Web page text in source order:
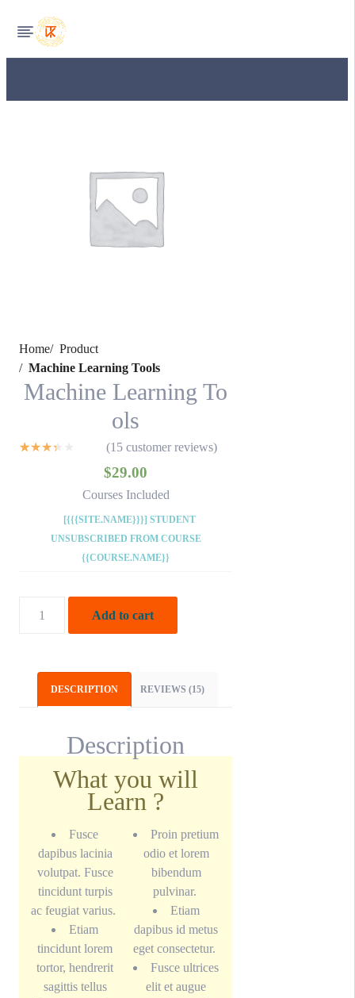
Home
Product
Machine Learning Tools
Machine Learning To
ols
customer
(15customer reviews)
$29.00
Courses Included
[{{{SITE.NAME}}}] STUDENT
UNSUBSCRIBED FROM COURSE
{{COURSE.NAME}}
Learning
Add to cart
DESCRIPTION REVIEWS (15)
Description
What you will
Learn ?
Fusce
dapibus lacinia
volutpat. Fusce
tincidunt turpis
ac feugiat varius.
Etiam
tincidunt lorem
tortor, hendrerit
sagittis tellus
Proin pretium
odio et lorem
bibendum
pulvinar.
Etiam
dapibus id metus
eget consectetur.
Fusce ultrices
elit et augue